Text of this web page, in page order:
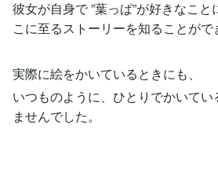
彼女が自身で ”葉っぱ”が好きなこ
こに至るストーリーを知ることがで
実際に絵をかいているときにも、
いつものように、ひとりでかいてい
ませんでした。